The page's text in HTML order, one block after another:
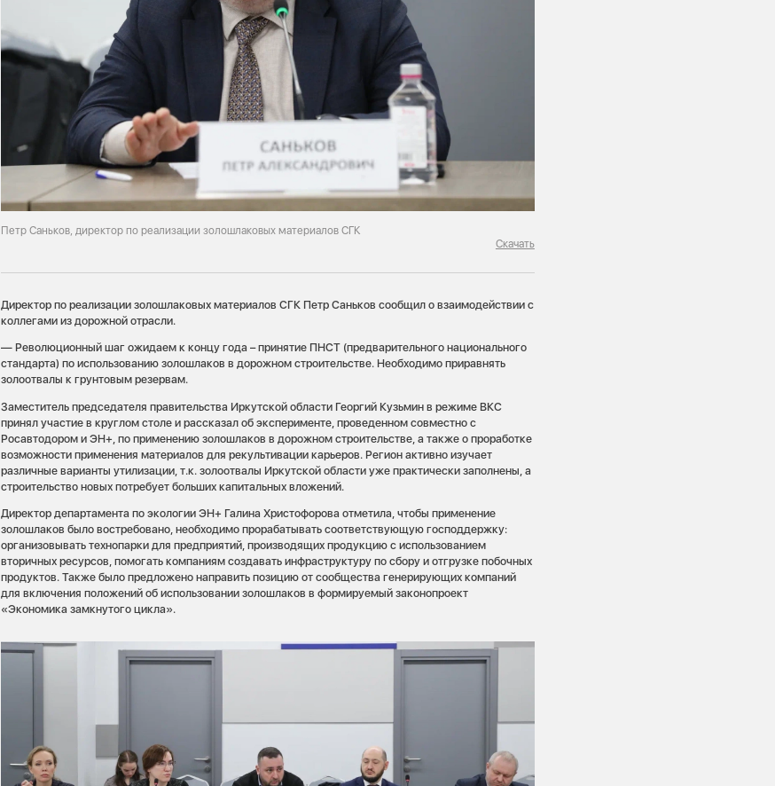
Петр Саньков, директор по реализации золошлаковых материалов СГК
Скачать
Директор по реализации золошлаковых материалов СГК Петр Саньков сообщил о взаимодействии с
коллегами из дорожной отрасли.
— Революционный шаг ожидаем к концу года – принятие ПНСТ (предварительного национального
стандарта) по использованию золошлаков в дорожном строительстве. Необходимо приравнять
золоотвалы к грунтовым резервам.
Заместитель председателя правительства Иркутской области Георгий Кузьмин в режиме ВКС
принял участие в круглом столе и рассказал об эксперименте, проведенном совместно с
Росавтодором и ЭН+, по применению золошлаков в дорожном строительстве, а также о проработке
возможности применения материалов для рекультивации карьеров. Регион активно изучает
различные варианты утилизации, т.к. золоотвалы Иркутской области уже практически заполнены, а
строительство новых потребует больших капитальных вложений.
Директор департамента по экологии ЭН+ Галина Христофорова отметила, чтобы применение
золошлаков было востребовано, необходимо прорабатывать соответствующую господдержку:
организовывать технопарки для предприятий, производящих продукцию с использованием
вторичных ресурсов, помогать компаниям создавать инфраструктуру по сбору и отгрузке побочных
продуктов. Также было предложено направить позицию от сообщества генерирующих компаний
для включения положений об использовании золошлаков в формируемый законопроект
«Экономика замкнутого цикла».